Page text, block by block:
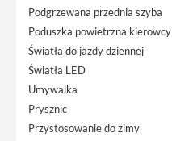
Podgrzewana przednia szyba
Poduszka powietrzna kierowcy
Światła do jazdy dziennej
Światła LED
Umywalka
Prysznic
Przystosowanie do zimy